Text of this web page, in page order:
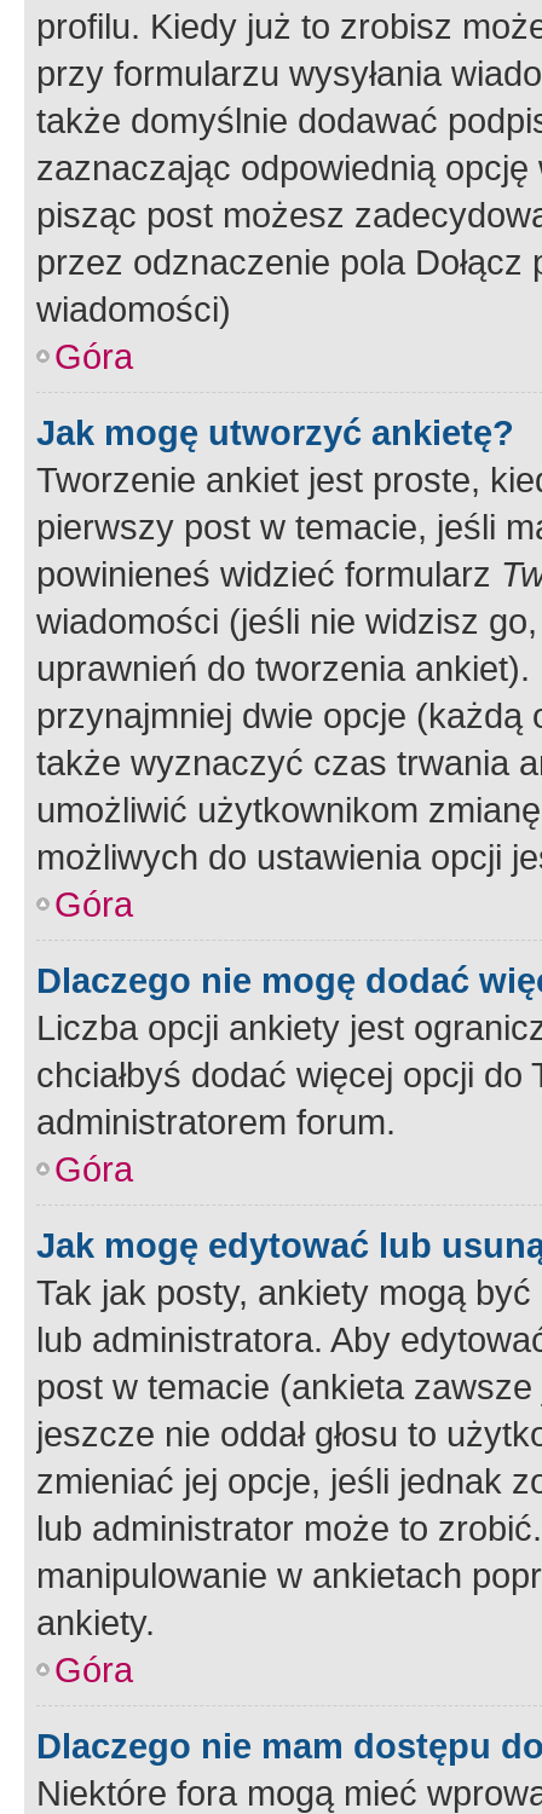
profilu. Kiedy już to zrobisz
przy formularzu wysyłania
także domyślnie dodawać
zaznaczając odpowiednią
pisząc post możesz
przez odznaczenie pola
wiadomości)
Góra
Jak mogę utworzyć ankietę?
Tworzenie ankiet jest proste,
pierwszy post w temacie, jeśli
powinieneś widzieć formularz
wiadomości (jeśli nie widzisz
uprawnień do tworzenia
przynajmniej dwie opcje
także wyznaczyć czas trwania
umożliwić użytkownikom
możliwych do ustawienia opcji
Góra
Dlaczego nie mogę dodać
Liczba opcji ankiety jest
chciałbyś dodać więcej opcji
administratorem forum.
Góra
Jak mogę edytować lub
Tak jak posty, ankiety mogą
lub administratora. Aby
post w temacie (ankieta
jeszcze nie oddał głosu to
zmieniać jej opcje, jeśli jednak
lub administrator może to
manipulowanie w ankietach
ankiety.
Góra
Dlaczego nie mam dostępu
Niektóre fora mogą mieć